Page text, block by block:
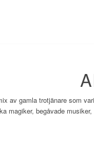
av gamla trotjänare som
magiker, begåvade